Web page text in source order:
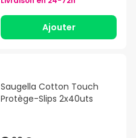
Ajouter
Saugella Cotton Touch
Protège-Slips 2x40uts